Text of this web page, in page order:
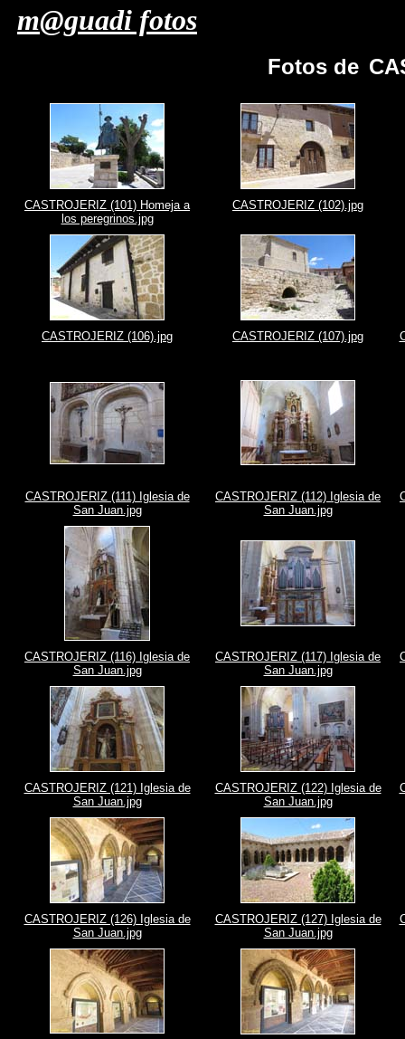
m@guadi fotos
Fotos de
CASTROJERIZ (101) Homeja a
los peregrinos.jpg
CASTROJERIZ (102).jpg
CASTROJERIZ (106).jpg CASTROJERIZ (107).jpg
CASTROJERIZ (111) Iglesia de
San Juan.jpg
CASTROJERIZ (112) Iglesia de
San Juan.jpg
CASTROJERIZ (116) Iglesia de
San Juan.jpg
CASTROJERIZ (117) Iglesia de
San Juan.jpg
CASTROJERIZ (121) Iglesia de
San Juan.jpg
CASTROJERIZ (122) Iglesia de
San Juan.jpg
CASTROJERIZ (126) Iglesia de
San Juan.jpg
CASTROJERIZ (127) Iglesia de
San Juan.jpg